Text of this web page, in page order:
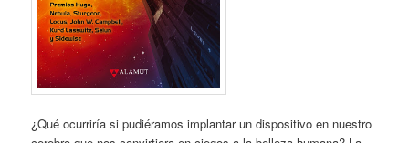
¿Qué ocurriría si pudiéramos implantar un dispositivo en nuestro